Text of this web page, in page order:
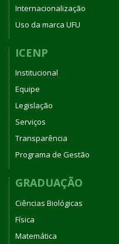
Internacionalização
Uso da marca UFU
ICENP
Institucional
Equipe
Legislação
Serviços
Transparência
Programa de Gestão
GRADUAÇÃO
Ciências Biológicas
Física
Matemática